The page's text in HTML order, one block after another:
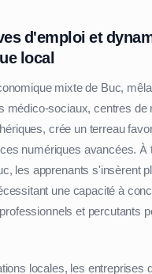
d'emploi et
local
mixte de Buc,
médico-sociaux, centres de
crée un terreau
numériques avancées. À
les apprenants s'insèrent
une capacité à
et percutants
locales, les entreprises